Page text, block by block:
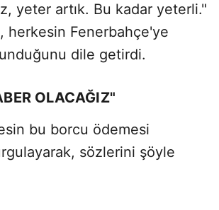
yeter artık. Bu kadar yeterli."
herkesin Fenerbahçe'ye
dile getirdi.
OLACAĞIZ"
bu borcu ödemesi
sözlerini şöyle